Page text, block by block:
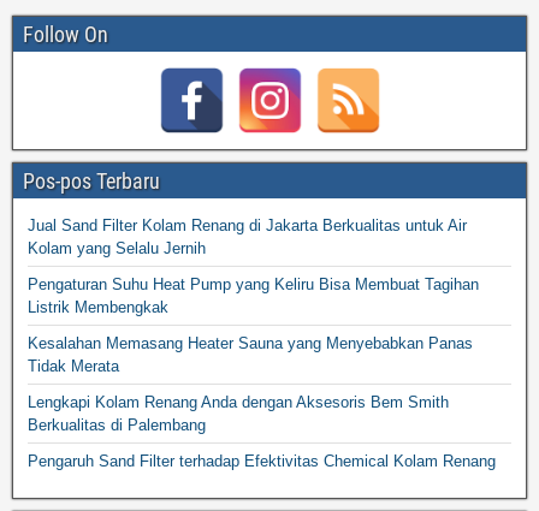
Follow On
Pos-pos Terbaru
Jual Sand Filter Kolam Renang di Jakarta Berkualitas untuk Air
Kolam yang Selalu Jernih
Pengaturan Suhu Heat Pump yang Keliru Bisa Membuat Tagihan
Listrik Membengkak
Kesalahan Memasang Heater Sauna yang Menyebabkan Panas
Tidak Merata
Lengkapi Kolam Renang Anda dengan Aksesoris Bem Smith
Berkualitas di Palembang
Pengaruh Sand Filter terhadap Efektivitas Chemical Kolam Renang